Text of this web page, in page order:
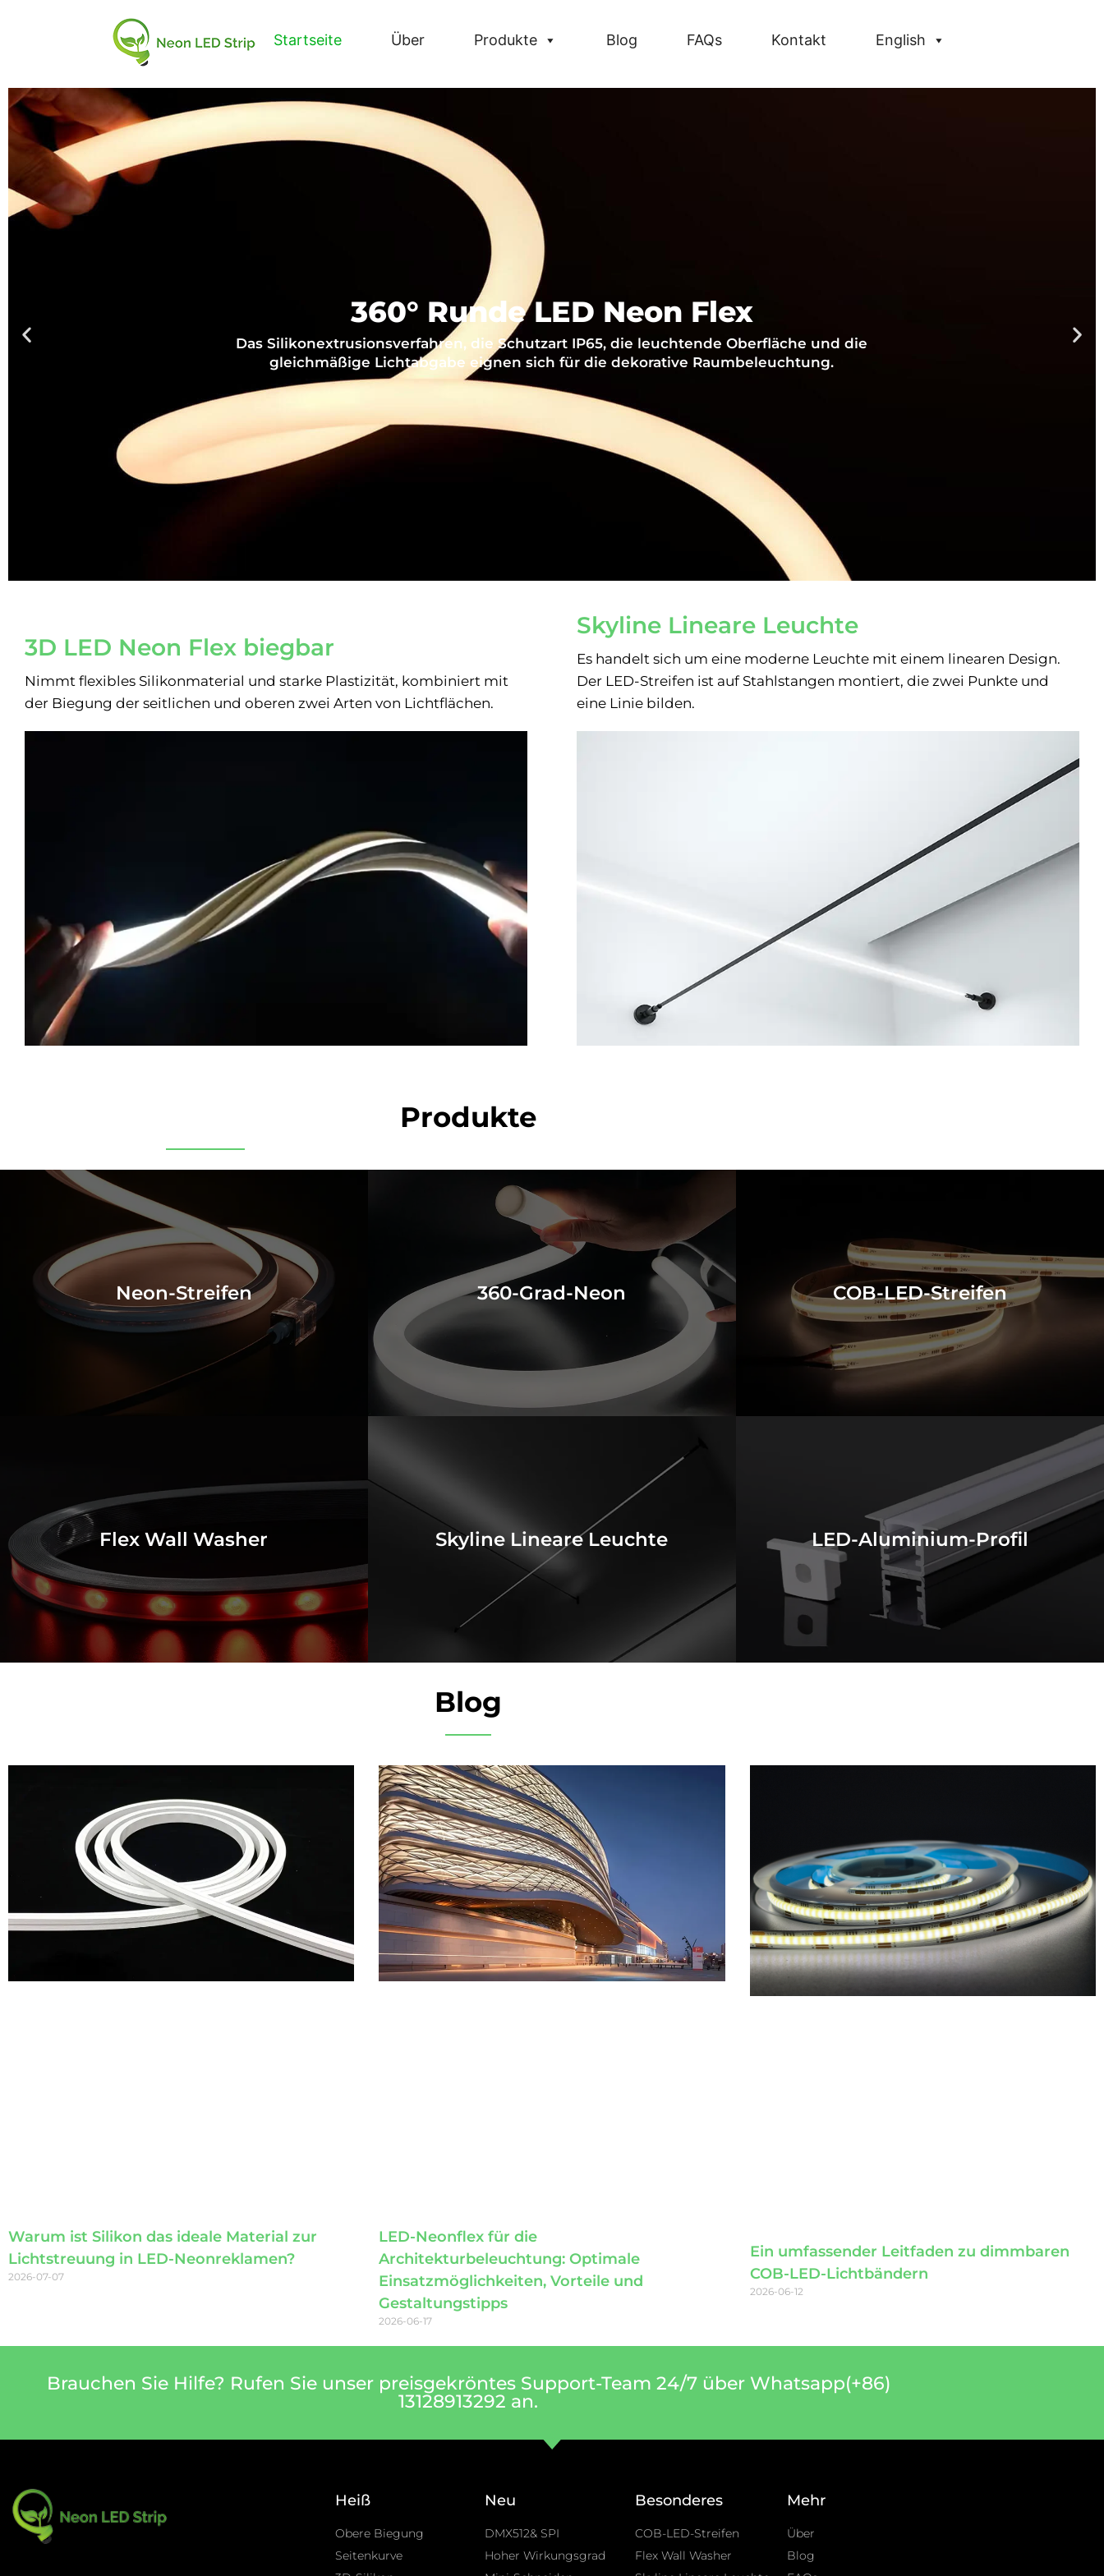
Startseite Über Produkte Blog FAQs Kontakt English
360° Runde LED Neon Flex
Das Silikonextrusionsverfahren, die Schutzart IP65, die leuchtende Oberfläche und die
gleichmäßige Lichtabgabe eignen sich für die dekorative Raumbeleuchtung.
3D LED Neon Flex biegbar
Nimmt flexibles Silikonmaterial und starke Plastizität, kombiniert mit
der Biegung der seitlichen und oberen zwei Arten von Lichtflächen.
Skyline Lineare Leuchte
Es handelt sich um eine moderne Leuchte mit einem linearen Design.
Der LED-Streifen ist auf Stahlstangen montiert, die zwei Punkte und
eine Linie bilden.
Produkte
Neon-Streifen 360-Grad-Neon COB-LED-Streifen
Flex Wall Washer Skyline Lineare Leuchte LED-Aluminium-Profil
Blog
Warum ist Silikon das ideale Material zur
Lichtstreuung in LED-Neonreklamen?
2026-07-07
LED-Neonflex für die
Architekturbeleuchtung: Optimale
Einsatzmöglichkeiten, Vorteile und
Gestaltungstipps
2026-06-17
Ein umfassender Leitfaden zu dimmbaren
COB-LED-Lichtbändern
2026-06-12
Brauchen Sie Hilfe? Rufen Sie unser preisgekröntes Support-Team 24/7 über Whatsapp(+86)
13128913292 an.
Heiß
Obere Biegung
Seitenkurve
Neu
DMX512& SPI
Hoher Wirkungsgrad
Besonderes
COB-LED-Streifen
Flex Wall Washer
Mehr
Über
Blog